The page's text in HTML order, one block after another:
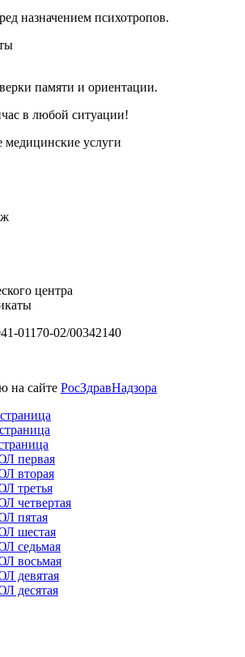
назначением психотропов.
памяти и ориентации.
в любой ситуации!
медицинские услуги
01170-02/00342140
на сайте РосЗдравНадзора